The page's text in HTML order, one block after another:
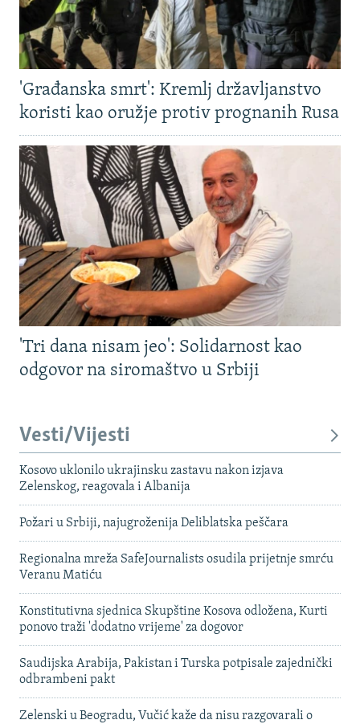
'Građanska smrt': Kremlj državljanstvo
koristi kao oružje protiv prognanih Rusa
'Tri dana nisam jeo': Solidarnost kao
odgovor na siromaštvo u Srbiji
Vesti/Vijesti
Kosovo uklonilo ukrajinsku zastavu nakon izjava
Zelenskog, reagovala i Albanija
Požari u Srbiji, najugroženija Deliblatska peščara
Regionalna mreža SafeJournalists osudila prijetnje smrću
Veranu Matiću
Konstitutivna sjednica Skupštine Kosova odložena, Kurti
ponovo traži 'dodatno vrijeme' za dogovor
Saudijska Arabija, Pakistan i Turska potpisale zajednički
odbrambeni pakt
Zelenski u Beogradu, Vučić kaže da nisu razgovarali o